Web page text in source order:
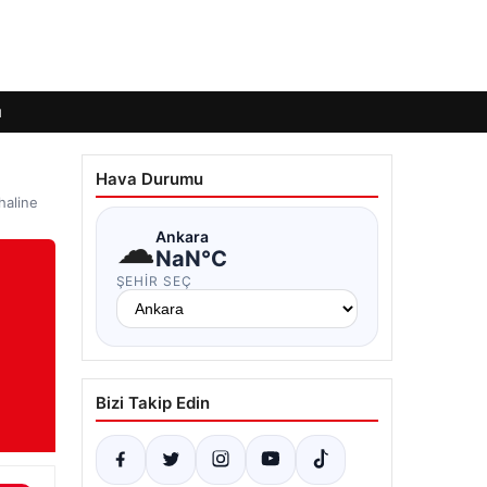
Hava Durumu
☁Ankara
NaN°C
ŞEHIR SEÇ
Bizi Takip Edin